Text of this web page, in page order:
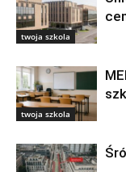
twoja szkola
twoja szkola